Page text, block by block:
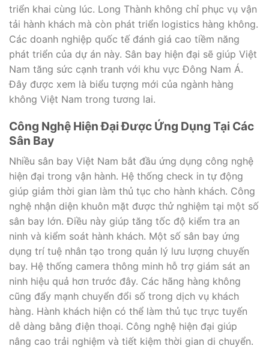
triển khai cùng lúc. Long Thành không chỉ phục vụ vận
tải hành khách mà còn phát triển logistics hàng không.
Các doanh nghiệp quốc tế đánh giá cao tiềm năng
phát triển của dự án này. Sân bay hiện đại sẽ giúp Việt
Nam tăng sức cạnh tranh với khu vực Đông Nam Á.
Đây được xem là biểu tượng mới của ngành hàng
không Việt Nam trong tương lai.
Công Nghệ Hiện Đại Được Ứng Dụng Tại Các
Sân Bay
Nhiều sân bay Việt Nam bắt đầu ứng dụng công nghệ
hiện đại trong vận hành. Hệ thống check in tự động
giúp giảm thời gian làm thủ tục cho hành khách. Công
nghệ nhận diện khuôn mặt được thử nghiệm tại một số
sân bay lớn. Điều này giúp tăng tốc độ kiểm tra an
ninh và kiểm soát hành khách. Một số sân bay ứng
dụng trí tuệ nhân tạo trong quản lý lưu lượng chuyến
bay. Hệ thống camera thông minh hỗ trợ giám sát an
ninh hiệu quả hơn trước đây. Các hãng hàng không
cũng đẩy mạnh chuyển đổi số trong dịch vụ khách
hàng. Hành khách hiện có thể làm thủ tục trực tuyến
dễ dàng bằng điện thoại. Công nghệ hiện đại giúp
nâng cao trải nghiệm và tiết kiệm thời gian di chuyển.